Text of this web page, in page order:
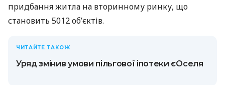
придбання житла на вторинному ринку, що
становить 5012 об’єктів.
ЧИТАЙТЕ ТАКОЖ
Уряд змінив умови пільгової іпотеки єОселя